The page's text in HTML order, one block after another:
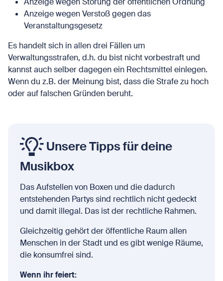
Anzeige wegen Verstoß gegen das
Veranstaltungsgesetz
Es handelt sich in allen drei Fällen um
Verwaltungsstrafen, d.h. du bist nicht vorbestraft und
kannst auch selber dagegen ein Rechtsmittel einlegen.
Wenn du z.B. der Meinung bist, dass die Strafe zu hoch
oder auf falschen Gründen beruht.
Unsere Tipps für deine
Musikbox
Das Aufstellen von Boxen und die dadurch
entstehenden Partys sind rechtlich nicht gedeckt
und damit illegal. Das ist der rechtliche Rahmen.
Gleichzeitig gehört der öffentliche Raum allen
Menschen in der Stadt und es gibt wenige Räume,
die konsumfrei sind.
Wenn ihr feiert: